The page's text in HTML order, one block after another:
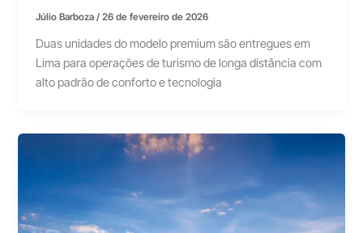
Júlio Barboza/26 de fevereiro de 2026
Duas unidades do modelo premium são entregues em
Lima para operações de turismo de longa distância com
alto padrão de conforto e tecnologia